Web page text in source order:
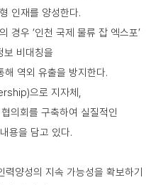
인재를 양성한다.
우 ‘인천 국제 물류 잡 엑스포’
보 비대칭을
역외 유출을 방지한다.
으로 지자체,
의회를 구축하여 실질적인
용을 담고 있다.
양성의 지속 가능성을 확보하기